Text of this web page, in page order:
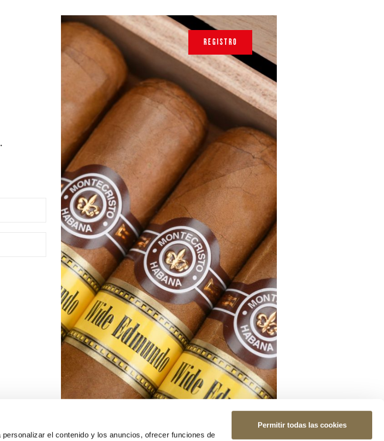
el contenido y los anuncios, ofrecer funciones de
Permitir todas las cookies
REGISTRO